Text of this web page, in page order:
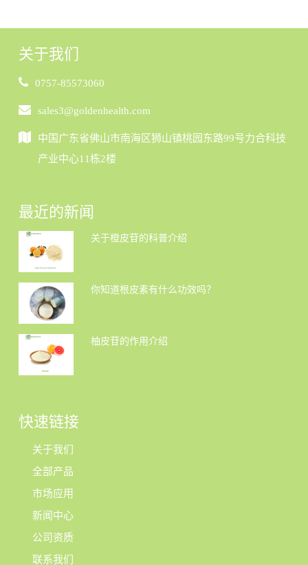
关于我们
0757-85573060
sales3@goldenhealth.com
中国广东省佛山市南海区狮山镇桃园东路99号力合科技
产业中心11栋2楼
最近的新闻
关于橙皮苷的科普介绍
你知道根皮素有什么功效吗？
柚皮苷的作用介绍
快速链接
关于我们
全部产品
市场应用
新闻中心
公司资质
联系我们